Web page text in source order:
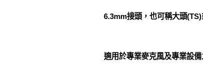
6.3mm接頭，也可稱大頭
適用於專業麥克風及專業設